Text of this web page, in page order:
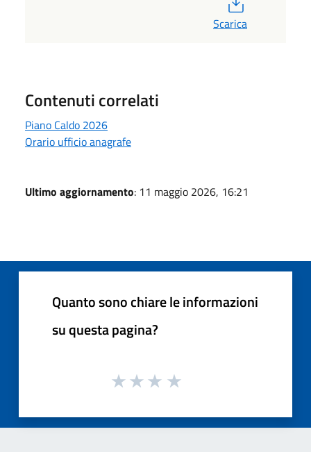
Scarica
Contenuti correlati
Piano Caldo 2026
Orario ufficio anagrafe
Ultimo aggiornamento: 11 maggio 2026, 16:21
Quanto sono chiare le informazioni
su questa pagina?